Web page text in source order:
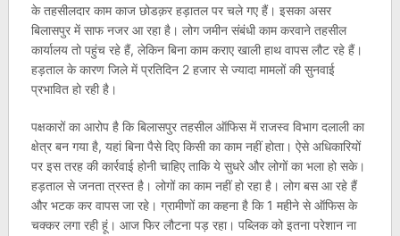
के तहसीलदार काम काज छोडक़र हड़ातल पर चले गए हैं। इसका असर
बिलासपुर में साफ नजर आ रहा है। लोग जमीन संबंधी काम करवाने तहसील
कार्यालय तो पहुंच रहे हैं, लेकिन बिना काम कराए खाली हाथ वापस लौट रहे हैं।
हड़ताल के कारण जिले में प्रतिदिन 2 हजार से ज्यादा मामलों की सुनवाई
प्रभावित हो रही है।
पक्षकारों का आरोप है कि बिलासपुर तहसील ऑफिस में राजस्व विभाग दलाली का
क्षेत्र बन गया है, यहां बिना पैसे दिए किसी का काम नहीं होता। ऐसे अधिकारियों
पर इस तरह की कार्रवाई होनी चाहिए ताकि ये सुधरे और लोगों का भला हो सके।
हड़ताल से जनता त्रस्त है। लोगों का काम नहीं हो रहा है। लोग बस आ रहे हैं
और भटक कर वापस जा रहे। ग्रामीणों का कहना है कि 1 महीने से ऑफिस के
चक्कर लगा रही हूं। आज फिर लौटना पड़ रहा। पब्लिक को इतना परेशान ना